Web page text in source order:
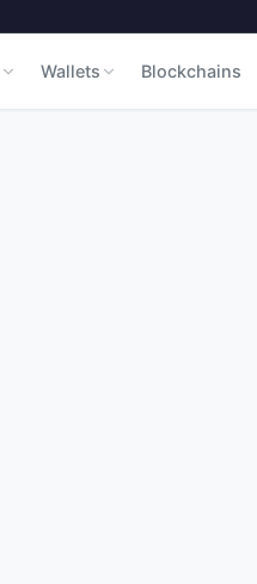
Wallets Blockchains